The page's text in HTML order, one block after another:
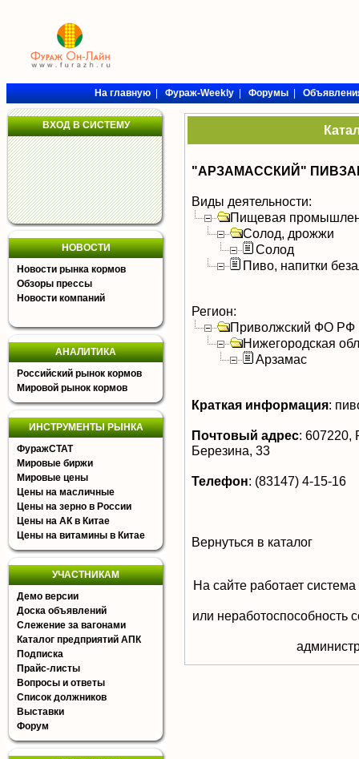
На главную|Фураж-Weekly|Форумы|
ВХОД В СИСТЕМУ
НОВОСТИ
Новости рынка кормов
Обзоры прессы
Новости компаний
АНАЛИТИКА
Российский рынок кормов
Мировой рынок кормов
ИНСТРУМЕНТЫ РЫНКА
ФуражСТАТ
Мировые биржи
Мировые цены
Цены на масличные
Цены на зерно в России
Цены на АК в Китае
Цены на витамины в Китае
УЧАСТНИКАМ
Демо версии
Доска объявлений
Слежение за вагонами
Каталог предприятий АПК
Подписка
Прайс-листы
Вопросы и ответы
Список должников
Выставки
Форум
"АРЗАМАССКИЙ"
Виды деятельности:
Пищевая
Солод, дрожжи
Солод
Пиво, напитки
Регион:
Приволжский ФО РФ
Нижегородская
Арзамас
Краткая информация:
Почтовый адрес: 607220,
Березина, 33
Телефон: (83147) 4-15-16
Вернуться в каталог
На сайте работает
или неработоспособность